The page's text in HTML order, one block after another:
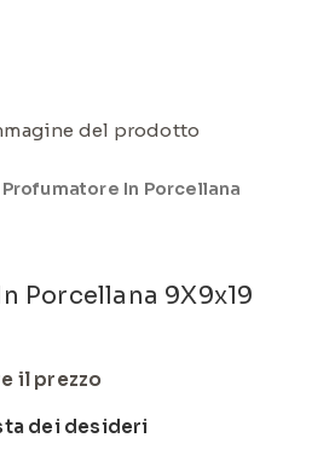
Profumatore In Porcellana
Porcellana 9X9x19
il prezzo
dei desideri